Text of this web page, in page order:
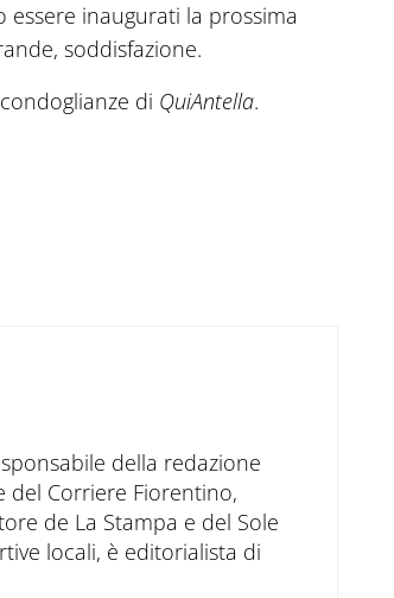
inaugurati la prossima
soddisfazione.
di QuiAntella.
della redazione
Corriere Fiorentino,
de La Stampa e del Sole
locali, è editorialista di